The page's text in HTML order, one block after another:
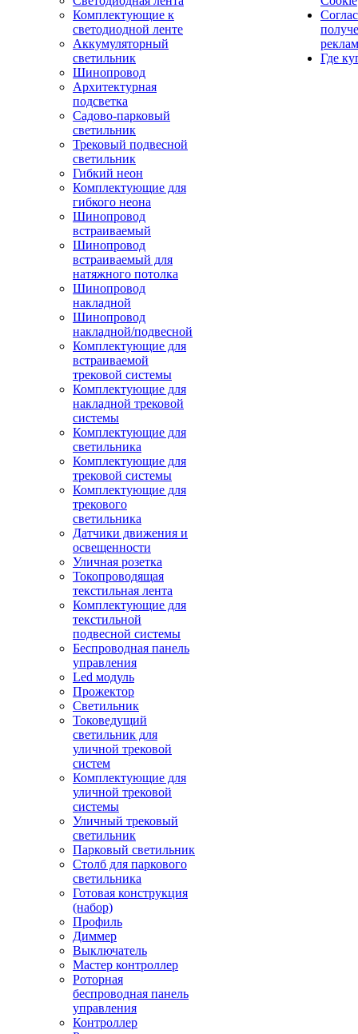
Комплектующие к
светодиодной ленте
Аккумуляторный
светильник
Шинопровод
Архитектурная
подсветка
Садово-парковый
светильник
Трековый подвесной
светильник
Гибкий неон
Комплектующие для
гибкого неона
Шинопровод
встраиваемый
Шинопровод
встраиваемый для
натяжного потолка
Шинопровод
накладной
Шинопровод
накладной/подвесной
Комплектующие для
встраиваемой
трековой системы
Комплектующие для
накладной трековой
системы
Комплектующие для
светильника
Комплектующие для
трековой системы
Комплектующие для
трекового
светильника
Датчики движения и
освещенности
Уличная розетка
Токопроводящая
текстильная лента
Комплектующие для
текстильной
подвесной системы
Беспроводная панель
управления
Led модуль
Прожектор
Светильник
Токоведущий
светильник для
уличной трековой
систем
Комплектующие для
уличной трековой
системы
Уличный трековый
светильник
Парковый светильник
Столб для паркового
светильника
Готовая конструкция
(набор)
Профиль
Диммер
Выключатель
Мастер контроллер
Роторная
беспроводная панель
управления
Контроллер
Где